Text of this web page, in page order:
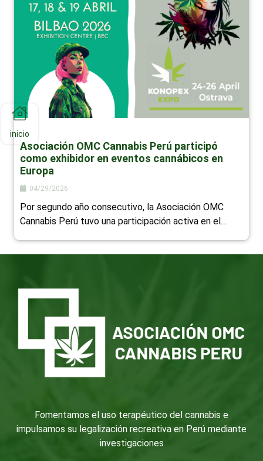
Asociación OMC Cannabis Perú participó
como exhibidor en eventos cannábicos en
Europa
04/29/2026
Por segundo año consecutivo, la Asociación OMC
Cannabis Perú tuvo una participación activa en el…
Fomentamos el uso terapéutico del cannabis e
impulsamos su legalización recreativa en Perú mediante
investigaciones
inicio